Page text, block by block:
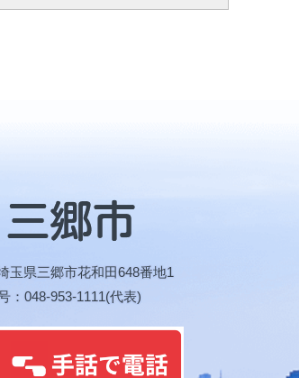
玉県三郷市花和田648番地1
：048-953-1111(代表)